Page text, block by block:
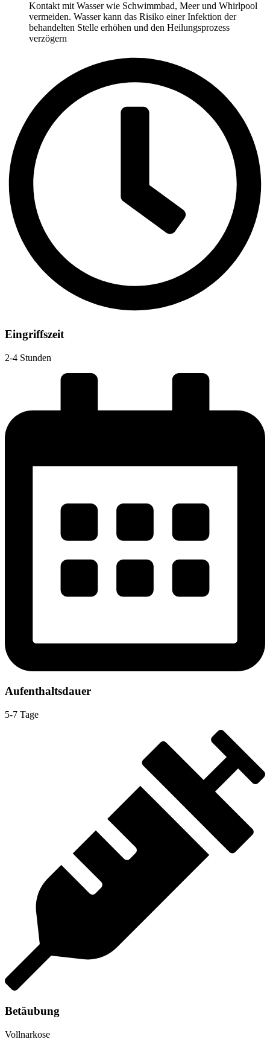
Kontakt mit Wasser wie Schwimmbad, Meer und Whirlpool
vermeiden. Wasser kann das Risiko einer Infektion der
behandelten Stelle erhöhen und den Heilungsprozess
verzögern
Eingriffszeit
2-4 Stunden
Aufenthaltsdauer
5-7 Tage
Betäubung
Vollnarkose